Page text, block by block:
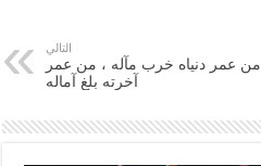
التالي
من عمر دنياه خرب مآله ، من عمر
آخرته بلغ آماله